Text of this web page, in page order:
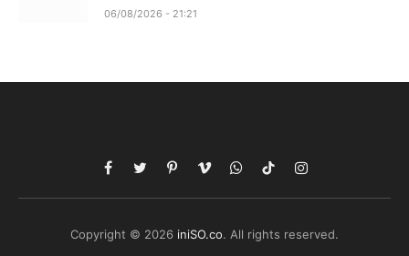
06/08/2026 - 21:21
Facebook
TwitterPinterestVimeoWhatsApp
TikTokInstagram
Copyright © 2026 iniSO.co. All rights reserved.